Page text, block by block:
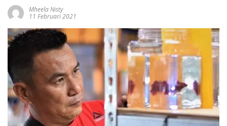
Mheela Nisty
11 Februari 2021